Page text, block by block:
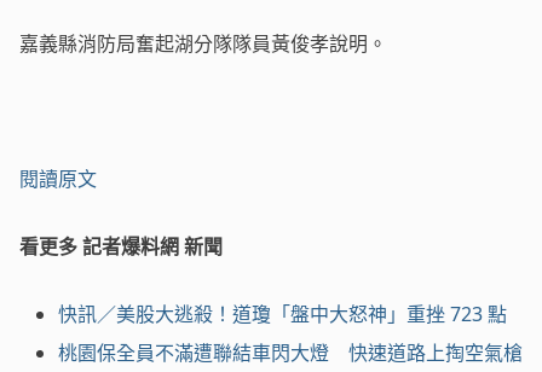
嘉義縣消防局奮起湖分隊隊員黃俊孝說明。
閱讀原文
看更多 記者爆料網 新聞
快訊／美股大逃殺！道瓊「盤中大怒神」重挫 723 點
桃園保全員不滿遭聯結車閃大燈 快速道路上掏空氣槍